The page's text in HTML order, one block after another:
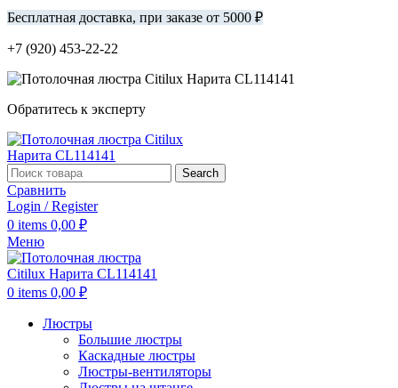
Бесплатная доставка, при заказе от 5000 ₽
+7 (920) 453-22-22
Обратитесь к эксперту
Search
Сравнить
Login / Register
0 items 0,00 ₽
Меню
0 items 0,00 ₽
Люстры
Большие люстры
Каскадные люстры
Люстры-вентиляторы